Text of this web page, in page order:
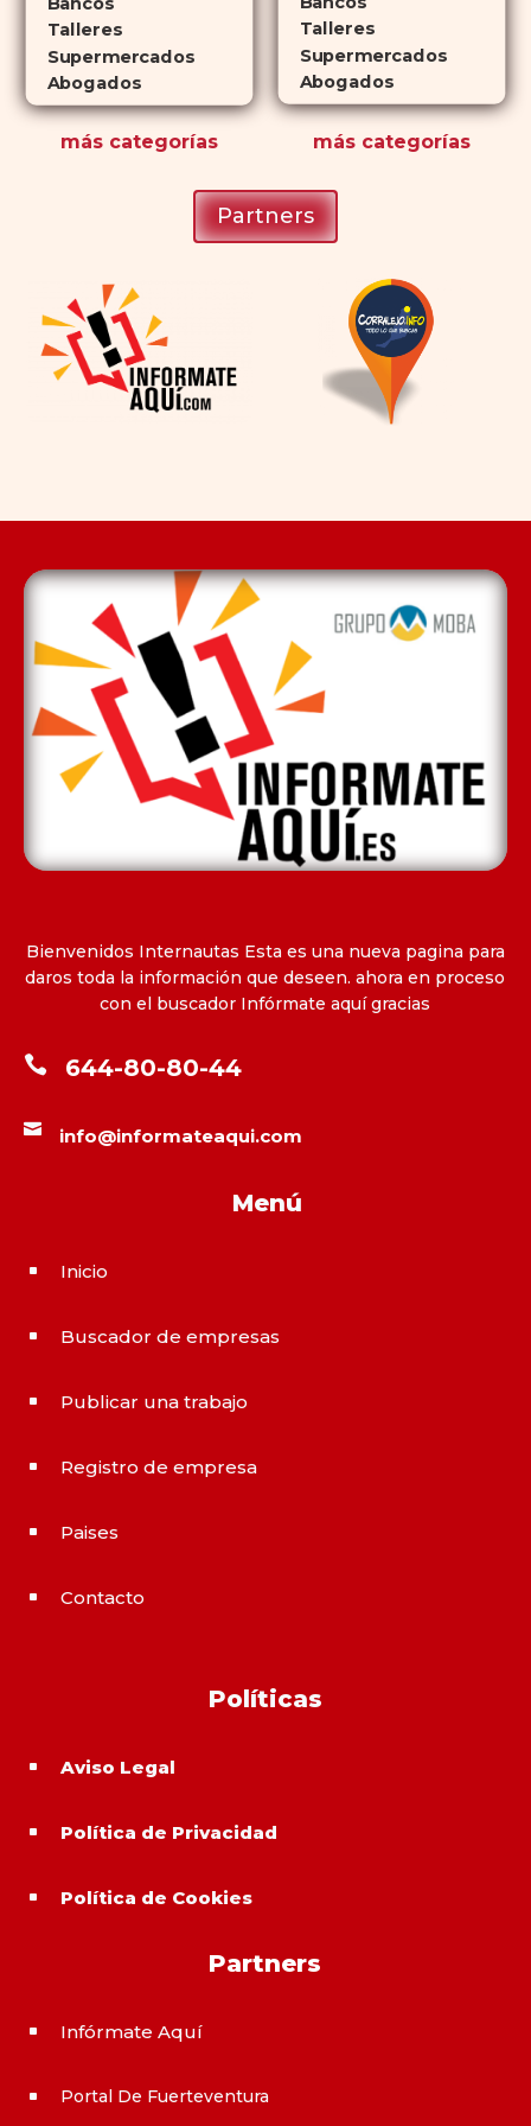
Talleres
Supermercados
Abogados
más categorías
Talleres
Supermercados
Abogados
máscategorías
Partners
Bienvenidos Internautas Esta es una nueva pagina para
daros toda la información que deseen. ahora en proceso
con el buscador Infórmate aquí gracias
 644-80-80-44
 info@informateaqui.com
Menú
^ Inicio
^ Buscador de empresas
^ Publicar una trabajo
^ Registro de empresa
^ Paises
^ Contacto
Políticas
^ Aviso Legal
^ Política de Privacidad
^ Política de Cookies
Partners
^ Infórmate Aquí
^ Portal De Fuerteventura